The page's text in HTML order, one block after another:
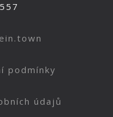
podmínky
údajů